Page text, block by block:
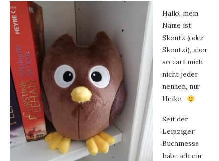
Hallo, mein
Name ist
Skoutz (oder
Skoutzi), aber
so darf mich
nicht jeder
nennen, nur
Heike.
Seit der
Leipziger
Buchmesse
habe ich ein